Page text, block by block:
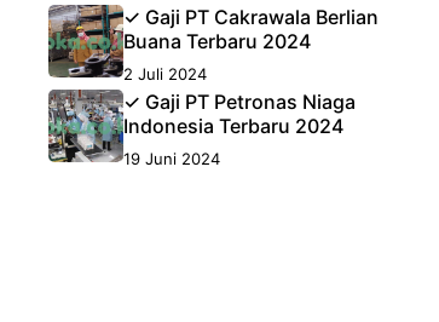
✓ Gaji PT Cakrawala Berlian
Buana Terbaru 2024
2 Juli 2024
✓ Gaji PT Petronas Niaga
Indonesia Terbaru 2024
19 Juni 2024